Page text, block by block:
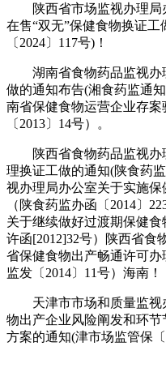
陕西省市场监视办理局
在售“双无”保健食物换证
〔2024〕117号)！
湖南省食物药品监视办
做的通知布告(湘食药监通
南省保健食物运营企业存
〔2013〕14号）。
陕西省食物药品监视办
理换证工做的通知(陕食药
视办理局办公室关于实施
（陕食药监办函〔2014〕
关于继续做好过渡期保健
许函[2012]32号）陕西省食
省保健食物出产畅通许可
监发〔2014〕11号）海南！
天津市市场和质量监视
物出产企业风险阐发和环
方案的通知(津市场监管保〔